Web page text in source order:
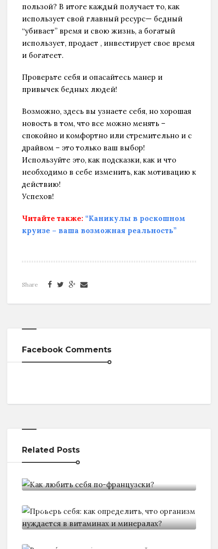
пользой? В итоге каждый получает то, как
использует свой главный ресурс— бедный
“убивает” время и свою жизнь, а богатый
использует, продает , инвестирует свое время
и богатеет.
Проверьте себя и опасайтесь манер и
привычек бедных людей!
Возможно, здесь вы узнаете себя, но хорошая
новость в том, что все можно менять –
спокойно и комфортно или стремительно и с
драйвом – это только ваш выбор!
Используйте это, как подсказки, как и что
необходимо в себе изменить, как мотивацию к
действию!
Успехов!
Читайте также: “Каникулы в роскошном
круизе – ваша возможная реальность”
Share
Facebook Comments
Related Posts
что